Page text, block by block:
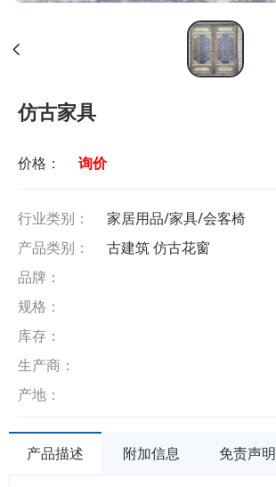
仿古家具
价格： 询价
行业类别：
家居用品/家具/会客椅
产品类别：
古建筑 仿古花窗
品牌：
规格：
库存：
生产商：
产地：
产品描述 附加信息 免责声明